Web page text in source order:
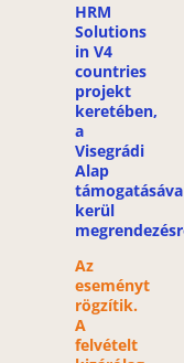
HRM
Solutions
in V4
countries
projekt
keretében,
a
Visegrádi
Alap
kerül
Az
eseményt
rögzítik.
A
felvételt